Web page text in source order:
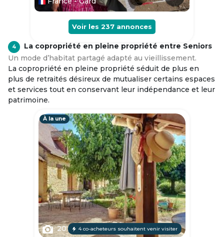
Voir les 237 annonces
4
La copropriété en pleine propriété entre Seniors
Un mode d’habitat partagé adapté au vieillissement.
La copropriété en pleine propriété séduit de plus en
plus de retraités désireux de mutualiser certains espaces
et services tout en conservant leur indépendance et leur
patrimoine.
À la une
20 4 co-acheteurs souhaitent venir visiter